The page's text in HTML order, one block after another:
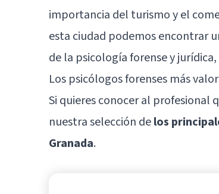
importancia del turismo y el
esta ciudad podemos encontrar
de la psicología forense y
Los psicólogos forenses más
Si quieres conocer al profesional
nuestra selección delos
Granada.